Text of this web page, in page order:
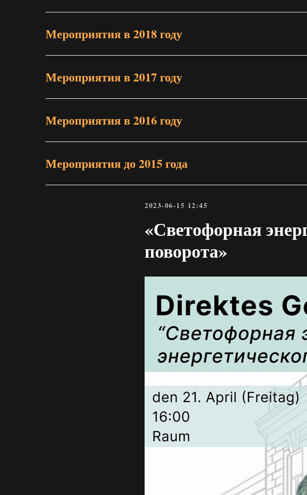
Мероприятия в 2018 году
Мероприятия в 2017 году
Мероприятия в 2016 году
Мероприятия до 2015 года
2023-06-15 12:45
«Светофорная
поворота»